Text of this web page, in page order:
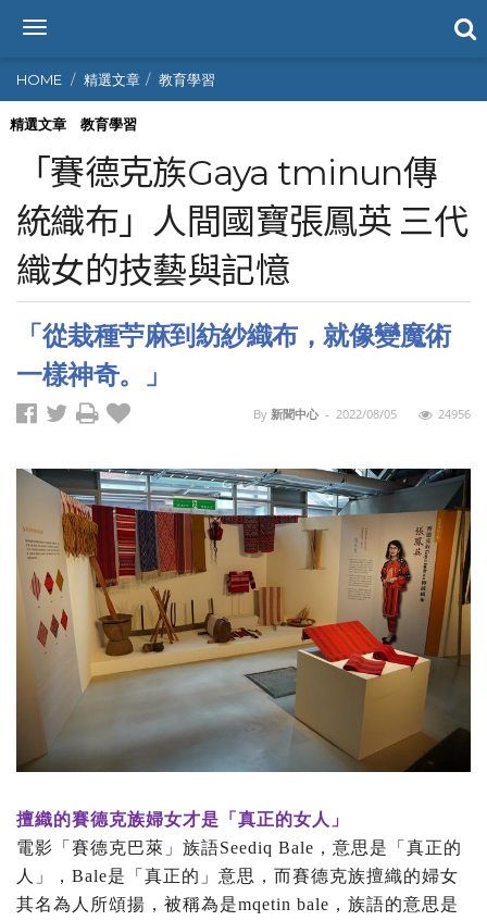
T
g
g
l
v
i
g
a
t
i
n
HOME 精選文章 教育學習
精選文章 教育學習
「賽德克族Gaya tminun傳
統織布」人間國寶張鳳英 三代
織女的技藝與記憶
「從栽種苧麻到紡紗織布，就像變魔術
一樣神奇。」
By 新聞中心 - 2022/08/05 24956
擅織的賽德克族婦女才是「真正的女人」
電影「賽德克巴萊」族語Seediq Bale，意思是「真正的
人」，Bale是「真正的」意思，而賽德克族擅織的婦女
其名為人所頌揚，被稱為是mqetin bale，族語的意思是